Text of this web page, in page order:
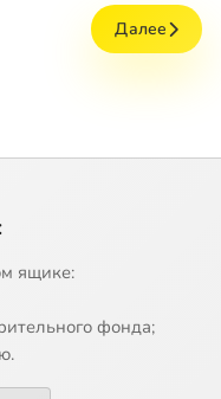
Далее
ящике:
фонда;